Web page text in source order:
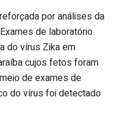
por análises da
de laboratório
do vírus Zika em
cujos fetos foram
de exames de
do vírus foi detectado